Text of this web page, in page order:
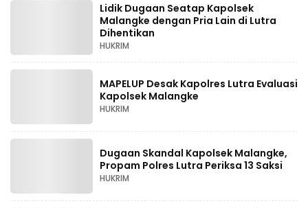
Lidik Dugaan Seatap Kapolsek
Malangke dengan Pria Lain di Lutra
Dihentikan
HUKRIM
MAPELUP Desak Kapolres Lutra Evaluasi
Kapolsek Malangke
HUKRIM
Dugaan Skandal Kapolsek Malangke,
Propam Polres Lutra Periksa 13 Saksi
HUKRIM